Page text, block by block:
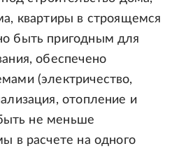
квартиры в строящемся
быть пригодным для
обеспечено
(электричество,
отопление и
не меньше
в расчете на одного